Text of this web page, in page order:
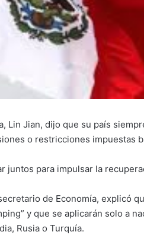
Lin Jian, dijo que su país
o restricciones impuestas
juntos para impulsar la
de Economía, explicó
y que se aplicarán solo a
Rusia o Turquía.